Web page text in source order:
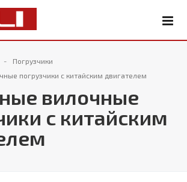
Погрузчики
погрузчики с китайским двигателем
вилочные
с китайским